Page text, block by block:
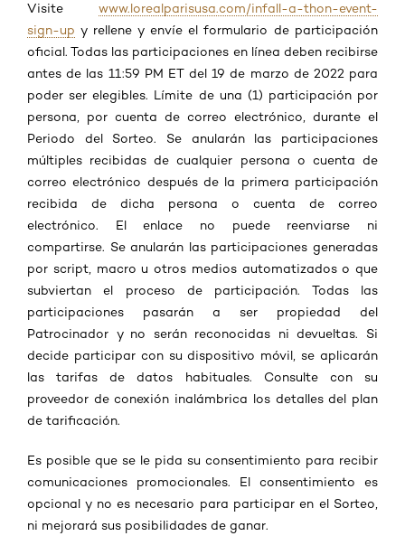
Visite www.lorealparisusa.com/infall-a-thon-event-
sign-up y rellene y envíe el formulario de participación
oficial. Todas las participaciones en línea deben recibirse
antes de las 11:59 PM ET del 19 de marzo de 2022 para
poder ser elegibles. Límite de una (1) participación por
persona, por cuenta de correo electrónico, durante el
Periodo del Sorteo. Se anularán las participaciones
múltiples recibidas de cualquier persona o cuenta de
correo electrónico después de la primera participación
recibida de dicha persona o cuenta de correo
electrónico. El enlace no puede reenviarse ni
compartirse. Se anularán las participaciones generadas
por script, macro u otros medios automatizados o que
subviertan el proceso de participación. Todas las
participaciones pasarán a ser propiedad del
Patrocinador y no serán reconocidas ni devueltas. Si
decide participar con su dispositivo móvil, se aplicarán
las tarifas de datos habituales. Consulte con su
proveedor de conexión inalámbrica los detalles del plan
de tarificación.
Es posible que se le pida su consentimiento para recibir
comunicaciones promocionales. El consentimiento es
opcional y no es necesario para participar en el Sorteo,
ni mejorará sus posibilidades de ganar.